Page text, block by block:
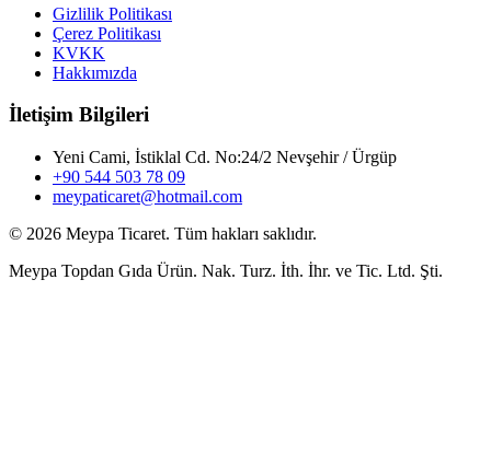
Gizlilik Politikası
Çerez Politikası
KVKK
Hakkımızda
İletişim Bilgileri
Yeni Cami, İstiklal Cd. No:24/2 Nevşehir / Ürgüp
+90 544 503 78 09
meypaticaret@hotmail.com
© 2026 Meypa Ticaret. Tüm hakları saklıdır.
Meypa Topdan Gıda Ürün. Nak. Turz. İth. İhr. ve Tic. Ltd. Şti.